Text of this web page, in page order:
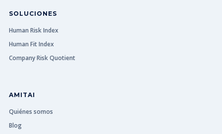
SOLUCIONES
Human Risk Index
Human Fit Index
Company Risk Quotient
AMITAI
Quiénes somos
Blog